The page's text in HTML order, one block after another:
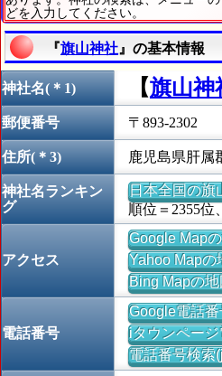
どを入力してください。
『旗山神社 』の基本情報
神社名(＊1) 【旗山神
郵便番号 〒893-2302
住所(＊3) 鹿児島県肝属
神社名ランキン
グ
日本全国の旗
順位＝2355位
アクセス
Google Map
Yahoo Mapの
Bing Mapの
電話番号
Google電話番
iタウンペー
電話番号検索